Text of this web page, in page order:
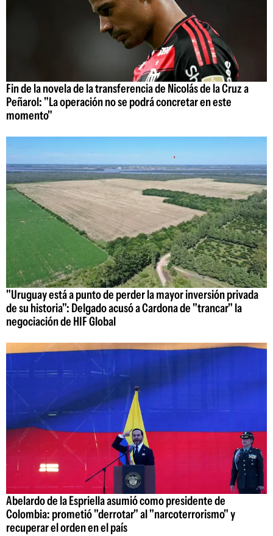
Fin de la novela de la transferencia de Nicolás de la Cruz a
Peñarol: "La operación no se podrá concretar en este
momento"
"Uruguay está a punto de perder la mayor inversión privada
de su historia": Delgado acusó a Cardona de "trancar" la
negociación de HIF Global
Abelardo de la Espriella asumió como presidente de
Colombia: prometió "derrotar" al "narcoterrorismo" y
recuperar el orden en el país